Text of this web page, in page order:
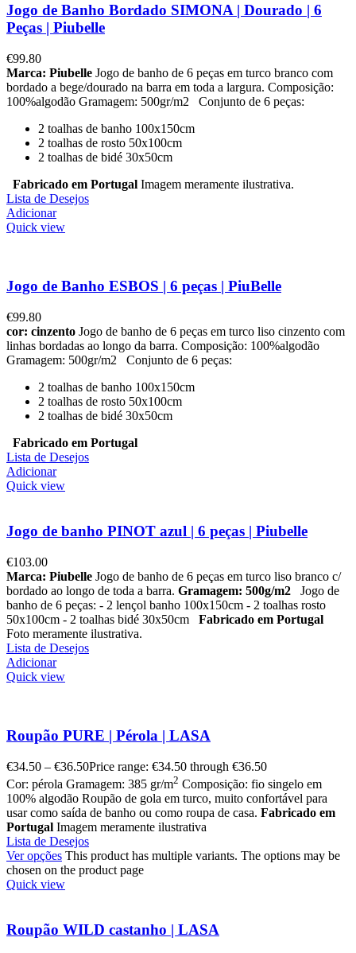
Jogo de Banho Bordado SIMONA | Dourado | 6
Peças | Piubelle
€99.80
Marca: Piubelle Jogo de banho de 6 peças em turco branco com
bordado a bege/dourado na barra em toda a largura. Composição:
100%algodão Gramagem: 500gr/m2 Conjunto de 6 peças:
2 toalhas de banho 100x150cm
2 toalhas de rosto 50x100cm
2 toalhas de bidé 30x50cm
Fabricado em Portugal Imagem meramente ilustrativa.
Lista de Desejos
Adicionar
Quick view
Jogo de Banho ESBOS | 6 peças | PiuBelle
€99.80
cor: cinzento Jogo de banho de 6 peças em turco liso cinzento com
linhas bordadas ao longo da barra. Composição: 100%algodão
Gramagem: 500gr/m2 Conjunto de 6 peças:
2 toalhas de banho 100x150cm
2 toalhas de rosto 50x100cm
2 toalhas de bidé 30x50cm
Fabricado em Portugal
Lista de Desejos
Adicionar
Quick view
Jogo de banho PINOT azul | 6 peças | Piubelle
€103.00
Marca: Piubelle Jogo de banho de 6 peças em turco liso branco c/
bordado ao longo de toda a barra. Gramagem: 500g/m2 Jogo de
banho de 6 peças: - 2 lençol banho 100x150cm - 2 toalhas rosto
50x100cm - 2 toalhas bidé 30x50cm Fabricado em Portugal
Foto meramente ilustrativa.
Lista de Desejos
Adicionar
Quick view
Roupão PURE | Pérola | LASA
€34.50 – €36.50Price range: €34.50 through €36.50
Cor: pérola Gramagem: 385 gr/m2 Composição: fio singelo em
100% algodão Roupão de gola em turco, muito confortável para
usar como saída de banho ou como roupa de casa. Fabricado em
Portugal Imagem meramente ilustrativa
Lista de Desejos
Ver opções This product has multiple variants. The options may be
chosen on the product page
Quick view
Roupão WILD castanho | LASA